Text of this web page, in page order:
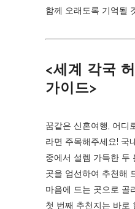
함께 오래도록 기억될
<세계 각국
가이드>
꿈같은 신혼여행, 어디
라면 주목해주세요! 국
중에서 설렘 가득한 두
곳을 엄선하여 추천해
마음에 드는 곳으로 골
첫 번째 추천지는 바로